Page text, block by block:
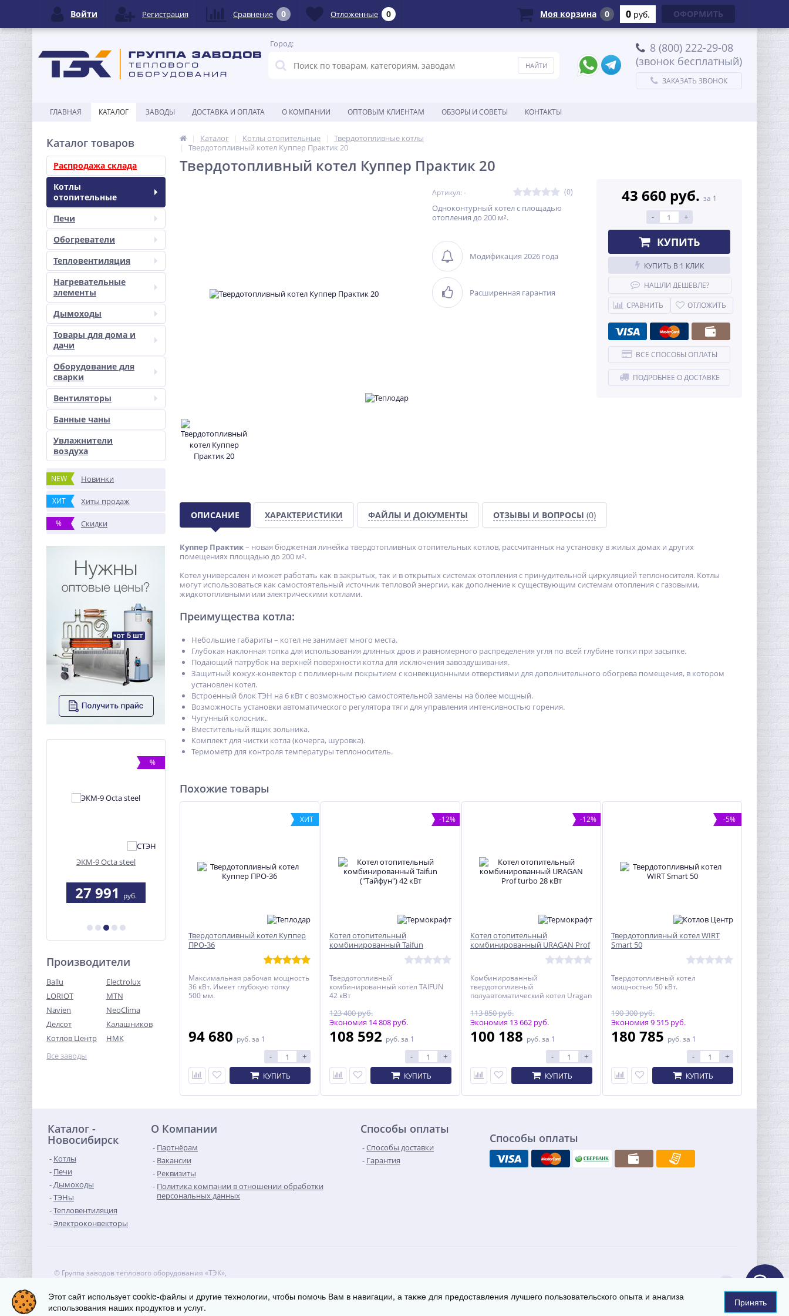
Город:
8 (800) 222-29-08
(звонок бесплатный)
ЗАКАЗАТЬ ЗВОНОК
ГЛАВНАЯ КАТАЛОГ ЗАВОДЫ ДОСТАВКА И ОПЛАТА О КОМПАНИИ ОПТОВЫМ КЛИЕНТАМ ОБЗОРЫ И СОВЕТЫ КОНТАКТЫ
Каталог товаров
Распродажа склада
Котлы
отопительные
Печи
Обогреватели
Тепловентиляция
Нагревательные
элементы
Дымоходы
Товары для дома и
дачи
Оборудование для
сварки
Вентиляторы
Банные чаны
Увлажнители
воздуха
NEW Новинки
ХИТ Хиты продаж
% Скидки
%
ЭКМ-9 Octa steel
27 991 руб.
-12%
Мангал "Алтай-9"
Печь отопительная
"Сибирь-ДТ"
ТЭН ИЮТЕ 681817.105 (1,5
кВт, 220 В, н/сталь)
Производители
Ballu
Electrolux
LORIOT
MTN
Navien
NeoClima
Делсот
Калашников
Котлов Центр
НМК
Все заводы
Каталог Котлы отопительные
Твердотопливные котлы
Твердотопливный котел Куппер Практик 20
Твердотопливный котел Куппер Практик 20
Артикул: - (0)
Одноконтурный котел с площадью
отопления до 200 м².
Модификация 2026 года
Расширенная гарантия
43 660 руб. за 1
- +
КУПИТЬ
КУПИТЬ В 1 КЛИК
НАШЛИ ДЕШЕВЛЕ?
СРАВНИТЬ
ОТЛОЖИТЬ
ВСЕ СПОСОБЫ ОПЛАТЫ
ПОДРОБНЕЕ О ДОСТАВКЕ
ОПИСАНИЕ ХАРАКТЕРИСТИКИ ФАЙЛЫ И ДОКУМЕНТЫ ОТЗЫВЫ И ВОПРОСЫ (0)
Куппер Практик– новая бюджетная линейка твердотопливных отопительных котлов, рассчитанных на установку в жилых домах и других
помещениях площадью до 200 м².
Котел универсален и может работать как в закрытых, так и в открытых системах отопления с принудительной циркуляцией теплоносителя. Котлы
могут использоваться как самостоятельный источник тепловой энергии, как дополнение к существующим системам отопления с газовыми,
жидкотопливными или электрическими котлами.
Преимущества котла:
Небольшие габариты – котел не занимает много места.
Глубокая наклонная топка для использования длинных дров и равномерного распределения угля по всей глубине топки при засыпке.
Подающий патрубок на верхней поверхности котла для исключения завоздушивания.
Защитный кожух-конвектор с полимерным покрытием с конвекционными отверстиями для дополнительного обогрева помещения, в котором
установлен котел.
Встроенный блок ТЭН на 6 кВт с возможностью самостоятельной замены на более мощный.
Возможность установки автоматического регулятора тяги для управления интенсивностью горения.
Чугунный колосник.
Вместительный ящик зольника.
Комплект для чистки котла (кочерга, шуровка).
Термометр для контроля температуры теплоноситель.
Похожие товары
ХИТ
Твердотопливный котел Куппер
ПРО-36
Максимальная рабочая мощность
36 кВт. Имеет глубокую топку
500 мм.
94 680 руб. за 1
- +
КУПИТЬ
-12%
Котел отопительный
комбинированный Taifun
Твердотопливный
комбинированный котел TAIFUN
42 кВт
123 400 руб.
Экономия 14 808 руб.
108 592 руб. за 1
- +
КУПИТЬ
-12%
Котел отопительный
комбинированный URAGAN Prof
Комбинированный
твердотопливный
полуавтоматический котел Uragan
применением самых
современных прогрессивных
технологий и дизайнерских
решений.
113 850 руб.
Экономия 13 662 руб.
100 188 руб. за 1
- +
КУПИТЬ
-5%
Твердотопливный котел WIRT
Smart 50
Твердотопливный котел
мощностью 50 кВт.
190 300 руб.
Экономия 9 515 руб.
180 785 руб. за 1
- +
КУПИТЬ
Каталог -
Новосибирск
Котлы
Печи
Дымоходы
ТЭНы
Тепловентиляция
Электроконвекторы
О Компании
Партнёрам
Вакансии
Реквизиты
Политика компании в отношении обработки
персональных данных
Способы оплаты
Способы доставки
Гарантия
Способы оплаты
© Группа заводов теплового оборудования «ТЭК»,
Телефон: 8 800 222-29-08
Войти Регистрация Сравнение 0 Отложенные 0 Моя корзина 0 0 руб. ОФОРМИТЬ
Этот сайт использует cookie-файлы и другие технологии, чтобы помочь Вам в навигации, а также для предоставления лучшего пользовательского опыта и анализа
использования наших продуктов и услуг.
Принять